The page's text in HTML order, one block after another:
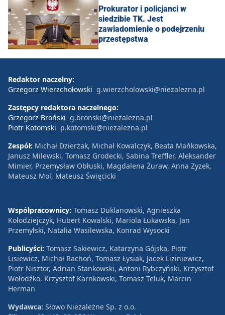
Prokurator i policjanci w
siedzibie TK. Jest
zawiadomienie o podejrzeniu
przestępstwa
Redaktor naczelny:
Grzegorz Wierzchołowski g.wierzcholowski@niezalezna.pl
Zastępcy redaktora naczelnego:
Grzegorz Broński g.bronski@niezalezna.pl
Piotr Kotomski p.kotomski@niezalezna.pl
Zespół: Michał Dzierżak, Michał Kowalczyk, Beata Mańkowska,
Janusz Milewski, Tomasz Grodecki, Sabina Treffler, Aleksander
Mimier, Przemysław Obłuski, Magdalena Żuraw, Anna Zyzek,
Mateusz Mol, Mateusz Święcicki
Współpracownicy: Tomasz Duklanowski, Agnieszka
Kołodziejczyk, Hubert Kowalski, Mariola Łukawska, Jan
Przemyłski, Natalia Wasilewska, Konrad Wysocki
Publicyści: Tomasz Sakiewicz, Katarzyna Gójska, Piotr
Lisiewicz, Michał Rachoń, Tomasz Łysiak, Jacek Liziniewicz,
Piotr Nisztor, Adrian Stankowski, Antoni Rybczyński, Krzysztof
Wołodźko, Krzysztof Karnkowski, Tomasz Teluk, Marcin
Herman
Wydawca: Słowo Niezależne Sp. z o.o.